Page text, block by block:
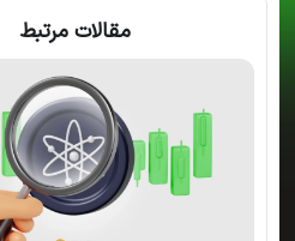
مقالات مرتبط